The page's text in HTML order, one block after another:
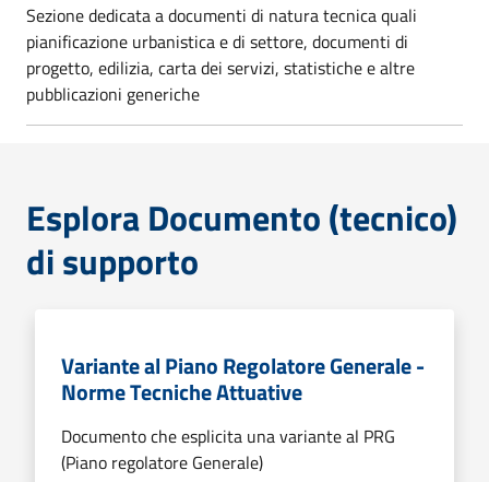
Sezione dedicata a documenti di natura tecnica quali
pianificazione urbanistica e di settore, documenti di
progetto, edilizia, carta dei servizi, statistiche e altre
pubblicazioni generiche
Esplora Documento (tecnico)
di supporto
Variante al Piano Regolatore Generale -
Norme Tecniche Attuative
Documento che esplicita una variante al PRG
(Piano regolatore Generale)